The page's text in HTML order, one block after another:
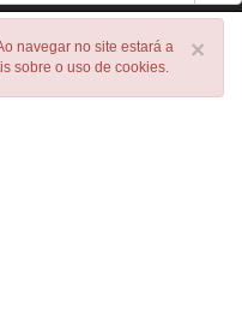
×
navegar no site estará a
sobre o uso de cookies.